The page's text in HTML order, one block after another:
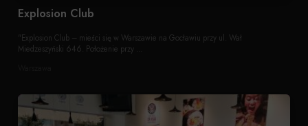
Explosion Club
"Explosion Club – mieści się w Warszawie na Gocławiu przy ul. Wał
Miedzeszyński 646. Położenie przy ...